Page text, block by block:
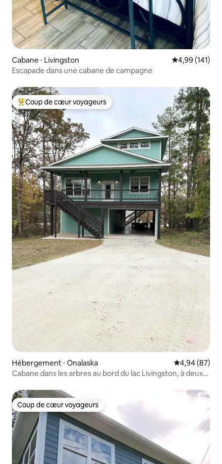
Cabane ⋅ Livingston Évaluation
4,99 (141)
Escapade dans une cabane de campagne
Coups de cœur voyageurs les plus appréciés
Coup de cœur voyageurs
Hébergement ⋅ Onalaska Évaluation
4,94 (87)
Cabane dans les arbres au bord du lac Livingston, à deux
Coup de cœur voyageurs
Coup de cœur voyageurs